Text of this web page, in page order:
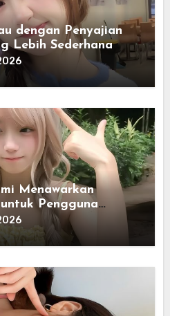
dengan Penyajian
Lebih Sederhana
Menawarkan
Pengguna